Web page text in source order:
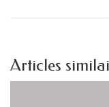
Articles